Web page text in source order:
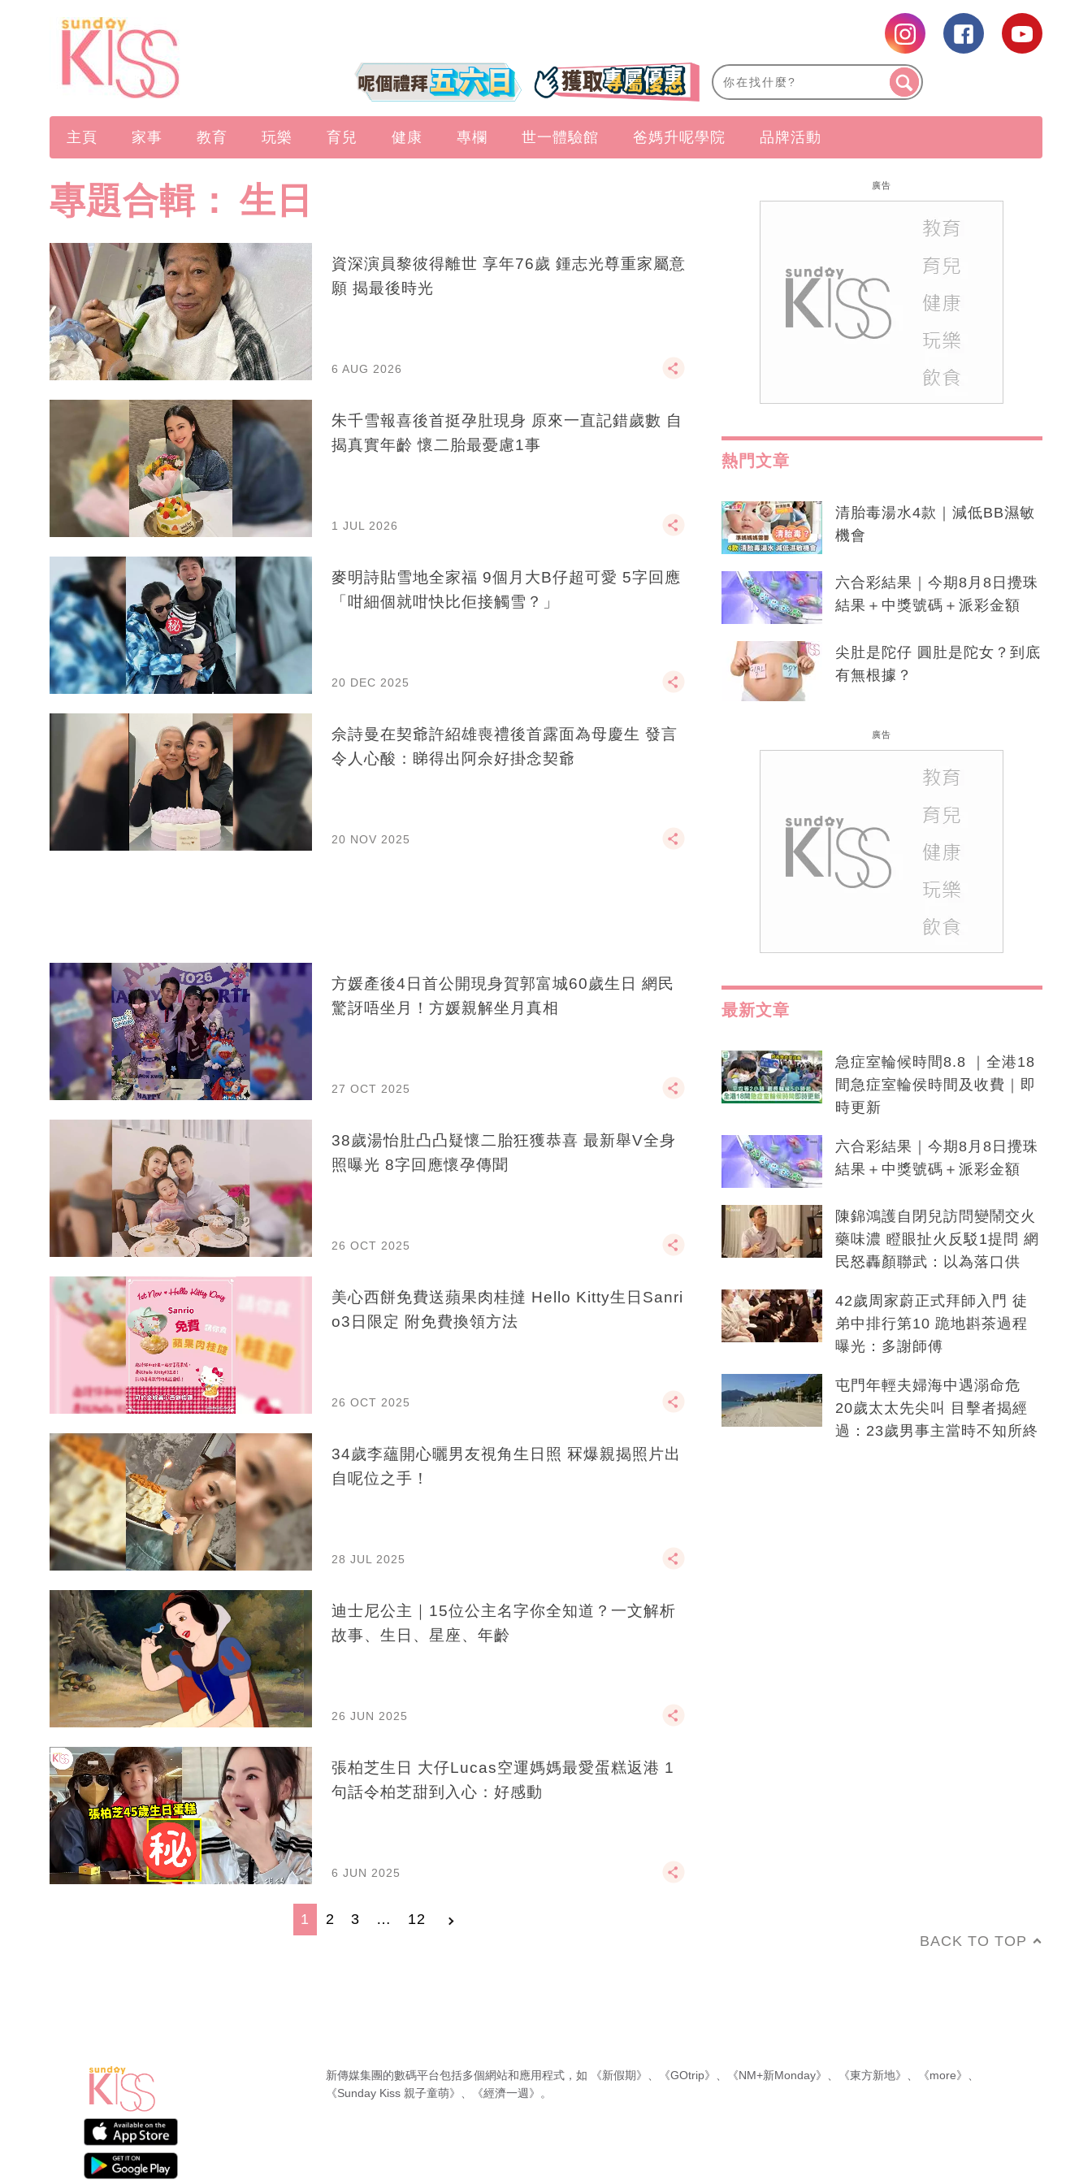
主頁 家事 教育 玩樂 育兒 健康 專欄 世一體驗館 爸媽升呢學院 品牌活動
專題合輯： 生日
資深演員黎彼得離世 享年76歲 鍾志光尊重家屬意
願 揭最後時光
6 AUG 2026
朱千雪報喜後首挺孕肚現身 原來一直記錯歲數 自
揭真實年齡 懷二胎最憂慮1事
1 JUL 2026
麥明詩貼雪地全家福 9個月大B仔超可愛 5字回應
「咁細個就咁快比佢接觸雪？」
20 DEC 2025
佘詩曼在契爺許紹雄喪禮後首露面為母慶生 發言
令人心酸：睇得出阿佘好掛念契爺
20 NOV 2025
方媛產後4日首公開現身賀郭富城60歲生日 網民
驚訝唔坐月！方媛親解坐月真相
27 OCT 2025
38歲湯怡肚凸凸疑懷二胎狂獲恭喜 最新舉V全身
照曝光 8字回應懷孕傳聞
26 OCT 2025
美心西餅免費送蘋果肉桂撻 Hello Kitty生日Sanri
o3日限定 附免費換領方法
26 OCT 2025
34歲李蘊開心曬男友視角生日照 冧爆親揭照片出
自呢位之手！
28 JUL 2025
迪士尼公主｜15位公主名字你全知道？一文解析
故事、生日、星座、年齡
26 JUN 2025
張柏芝生日 大仔Lucas空運媽媽最愛蛋糕返港 1
句話令柏芝甜到入心：好感動
6 JUN 2025
1 2 3 … 12
廣告
熱門文章
清胎毒湯水4款｜減低BB濕敏
機會
六合彩結果｜今期8月8日攪珠
結果＋中獎號碼＋派彩金額
尖肚是陀仔 圓肚是陀女？到底
有無根據？
廣告
最新文章
急症室輪候時間8.8 ｜全港18
間急症室輪侯時間及收費｜即
時更新
六合彩結果｜今期8月8日攪珠
結果＋中獎號碼＋派彩金額
陳錦鴻護自閉兒訪問變鬧交火
藥味濃 瞪眼扯火反駁1提問 網
民怒轟顏聯武：以為落口供
42歲周家蔚正式拜師入門 徒
弟中排行第10 跪地斟茶過程
曝光：多謝師傅
屯門年輕夫婦海中遇溺命危
20歲太太先尖叫 目擊者揭經
過：23歲男事主當時不知所終
BACK TO TOP
新傳媒集團的數碼平台包括多個網站和應用程式，如 《新假期》 《GOtrip》 《NM+新Monday》 《東方新地》 《more》
《Sunday Kiss 親子童萌》
《經濟一週》 。